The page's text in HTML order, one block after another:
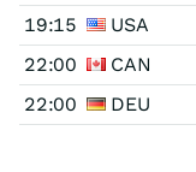
19:15 USA
22:00
CAN
22:00
DEU